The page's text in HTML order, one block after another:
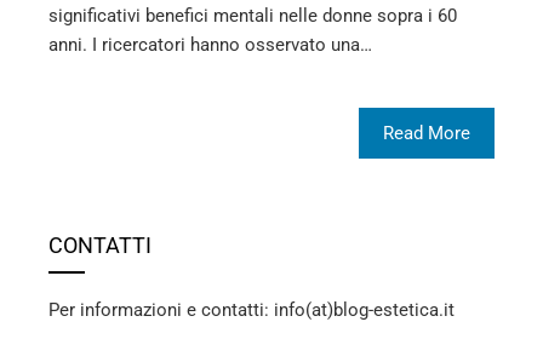
significativi benefici mentali nelle donne sopra i 60
anni. I ricercatori hanno osservato una…
Read More
CONTATTI
Per informazioni e contatti: info(at)blog-estetica.it